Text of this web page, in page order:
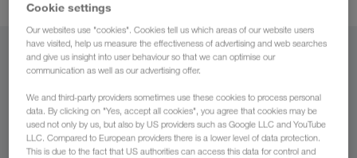
Hrvatska
Cookie settings
Our websites use "cookies". Cookies tell us which areas of our website users
have visited, help us measure the effectiveness of advertising and web searches
and give us insight into user behaviour so that we can optimise our
communication as well as our advertising offer.
We and third-party providers sometimes use these cookies to process personal
data. By clicking on "Yes, accept all cookies", you agree that cookies may be
used not only by us, but also by US providers such as Google LLC and YouTube
LLC. Compared to European providers there is a lower level of data protection.
This is due to the fact that US authorities can access this data for control and